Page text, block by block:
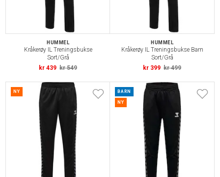
HUMMEL
Kråkerøy IL Treningsbukse
Sort/Grå
kr 439 kr 549
HUMMEL
Kråkerøy IL Treningsbukse Barn
Sort/Grå
kr 399 kr 499
NY BARN
NY